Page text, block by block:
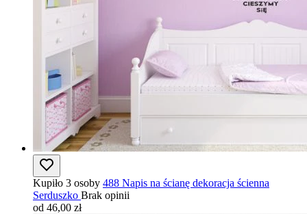
Kupiło 3 osoby 488 Napis na ścianę dekoracja ścienna
Serduszko Brak opinii
od 46,00 zł